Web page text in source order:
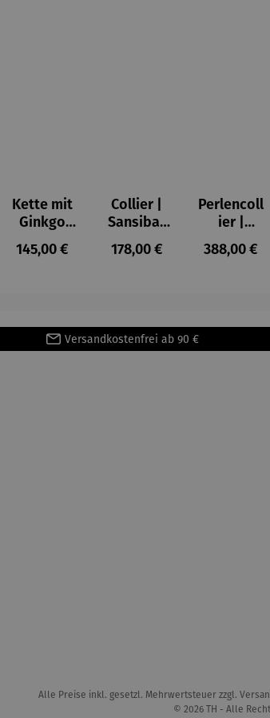
Kette mit
Ginkgo
Anhänger
- Petra
Regulärer Preis:
145,00 €
Collier |
Sansibar
aus Perlen
Regulärer Preis:
178,00 €
Perlencoll
ier |
Blumenwi
ese
Regulärer
388,00 €
Versandkostenfrei ab 90 €
Alle Preise inkl. gesetzl. Mehrwertsteuer zzgl.
© 2026 TH - Alle